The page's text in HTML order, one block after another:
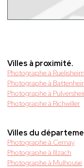
Villes à proximité.
Photographe à Ruelisheim
Photographe à
Photographe à
Photographe à Richwiller
Villes du
Photographe à Cernay
Photographe à Illzach
Photographe à Mulhouse